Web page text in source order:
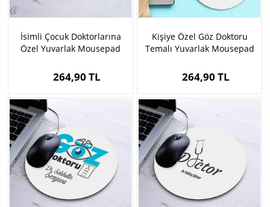
İsimli Çocuk Doktorlarına
Özel Yuvarlak Mousepad
264,90 TL
Kişiye Özel Göz Doktoru
Temalı Yuvarlak Mousepad
264,90 TL